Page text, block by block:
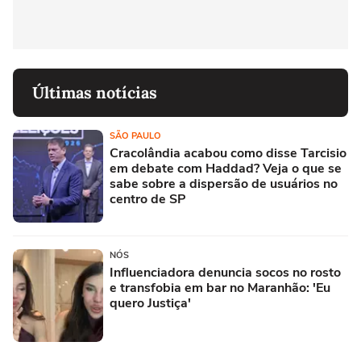
Últimas notícias
SÃO PAULO
Cracolândia acabou como disse Tarcisio
em debate com Haddad? Veja o que se
sabe sobre a dispersão de usuários no
centro de SP
NÓS
Influenciadora denuncia socos no rosto
e transfobia em bar no Maranhão: 'Eu
quero Justiça'